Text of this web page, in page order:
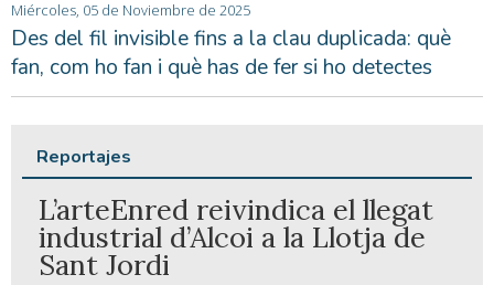
Miércoles, 05 de Noviembre de 2025
Des del fil invisible fins a la clau duplicada: què
fan, com ho fan i què has de fer si ho detectes
Reportajes
L’arteEnred reivindica el llegat
industrial d’Alcoi a la Llotja de
Sant Jordi